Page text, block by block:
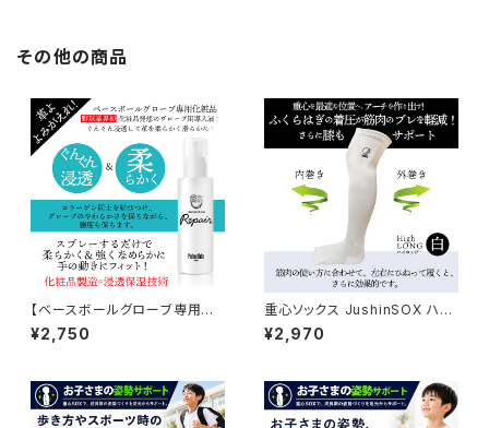
その他の商品
【ベースボールグローブ専用化
粧品】化粧品発想のグローブ用
導入剤 【レザーレスキュー リ
¥2,750
重心ソックス JushinSOX ハイ
ロング｜足元・ふくらはぎ・ひざ
まわりまで支える5本指ソック
¥2,970